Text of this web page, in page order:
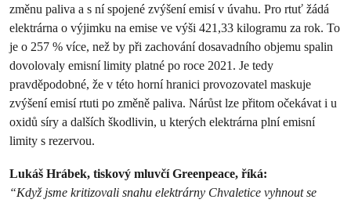
změnu paliva a s ní spojené zvýšení emisí v úvahu. Pro rtuť žádá
elektrárna o výjimku na emise ve výši 421,33 kilogramu za rok. To
je o 257 % více, než by při zachování dosavadního objemu spalin
dovolovaly emisní limity platné po roce 2021. Je tedy
pravděpodobné, že v této horní hranici provozovatel maskuje
zvýšení emisí rtuti po změně paliva. Nárůst lze přitom očekávat i u
oxidů síry a dalších škodlivin, u kterých elektrárna plní emisní
limity s rezervou.
Lukáš Hrábek, tiskový mluvčí Greenpeace, říká:
“Když jsme kritizovali snahu elektrárny Chvaletice vyhnout se